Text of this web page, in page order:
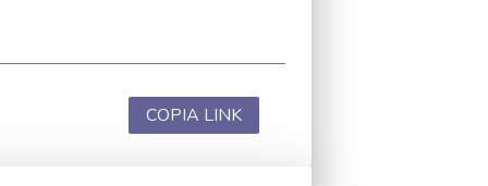
COPIA LINK